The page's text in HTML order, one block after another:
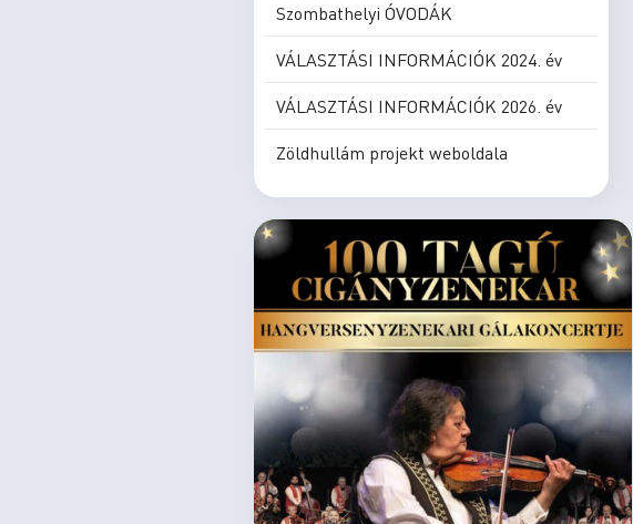
Szombathelyi ÓVODÁK
VÁLASZTÁSI INFORMÁCIÓK 2024. év
VÁLASZTÁSI INFORMÁCIÓK 2026. év
Zöldhullám projekt weboldala